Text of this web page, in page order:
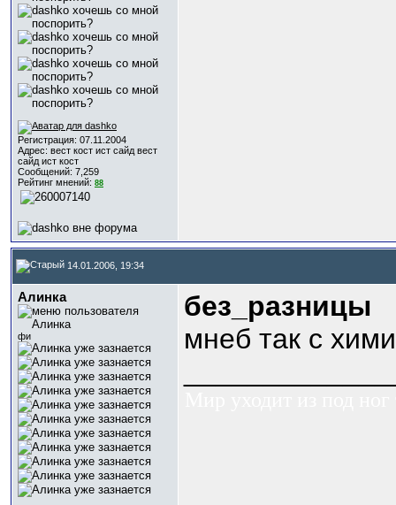
Регистрация: 07.11.2004
Адрес: вест кост ист сайд вест
сайд ист кост
Сообщений: 7,259
Рейтинг мнений: 88
14.01.2006, 19:34
Алинка
фи
без_разницы
мнеб так с